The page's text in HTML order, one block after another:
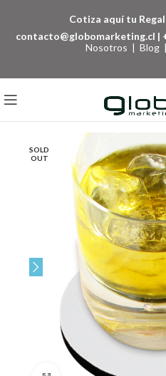
Cotiza aquí tu
contacto@globomarketing.cl |
Nosotros | Blog |
SOLD
OUT